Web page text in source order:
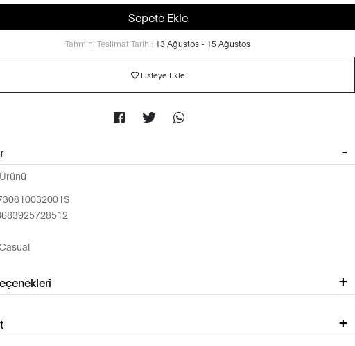
Sepete Ekle
Tahmini Teslimat Tarihi: 13 Ağustos - 15 Ağustos
Listeye Ekle